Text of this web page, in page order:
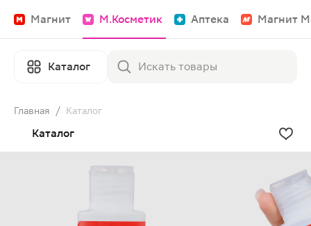
Магнит М.Косметик Аптека Магнит
Каталог
Главная / Каталог
Каталог